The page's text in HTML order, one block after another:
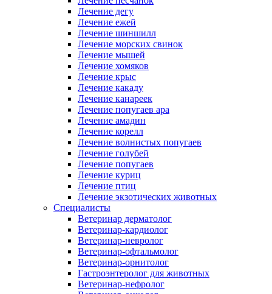
Лечение дегу
Лечение ежей
Лечение шиншилл
Лечение морских свинок
Лечение мышей
Лечение хомяков
Лечение крыс
Лечение какаду
Лечение канареек
Лечение попугаев ара
Лечение амадин
Лечение корелл
Лечение волнистых попугаев
Лечение голубей
Лечение попугаев
Лечение куриц
Лечение птиц
Лечение экзотических животных
Специалисты
Ветеринар дерматолог
Ветеринар-кардиолог
Ветеринар-невролог
Ветеринар-офтальмолог
Ветеринар-орнитолог
Гастроэнтеролог для животных
Ветеринар-нефролог